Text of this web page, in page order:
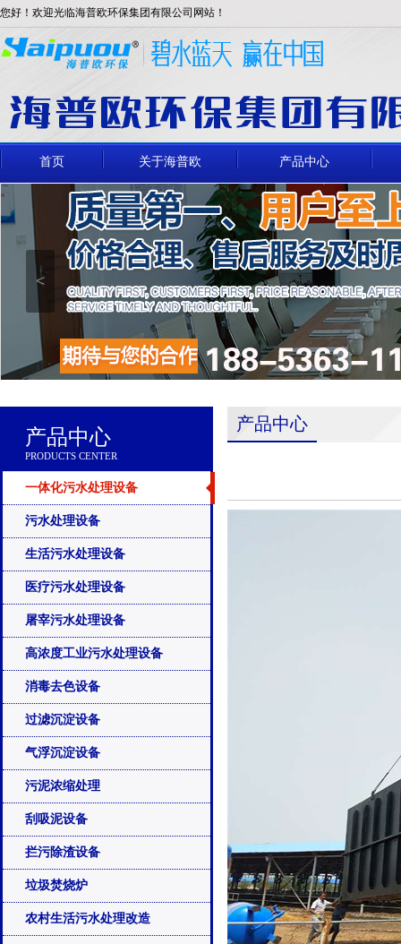
您好！欢迎光临海普欧环保集团有限公司网站！
首页 关于海普欧 产品中心
<
产品中心
PRODUCTS CENTER
一体化污水处理设备
污水处理设备
生活污水处理设备
医疗污水处理设备
屠宰污水处理设备
高浓度工业污水处理设备
消毒去色设备
过滤沉淀设备
气浮沉淀设备
污泥浓缩处理
刮吸泥设备
拦污除渣设备
垃圾焚烧炉
农村生活污水处理改造
产品中心